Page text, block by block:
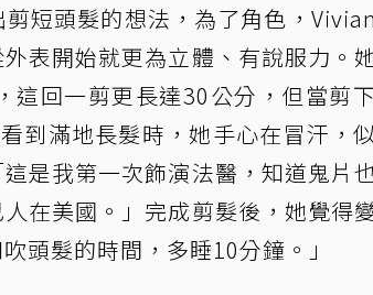
短頭髮的想法，為了角色，
表開始就更為立體、有說服力。
這回一剪更長達30公分，但當剪
到滿地長髮時，她手心在冒汗，
是我第一次飾演法醫，知道鬼片
在美國。」完成剪髮後，她覺得
頭髮的時間，多睡10分鐘。」